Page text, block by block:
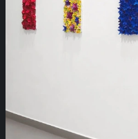
ARTISTI E OPERE